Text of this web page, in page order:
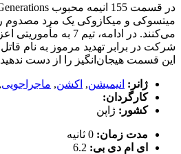
میتسوکی و میکازوکی یک مرد
می‌کنند. در ادامه، تیم
شرکت در برابر تهدید مرموز به نام
این قسمت هیجان‌انگیز را از دست
ژانر: انیمیشن, اکشن, ماجراجویی,
کارگردان:
کشور: ژاپن
مدت زمان: 0 ثانیه
ای ام دی بی: 6.2